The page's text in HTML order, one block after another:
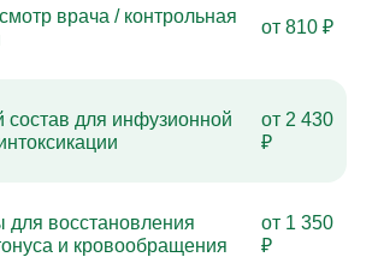
врача / контрольная
от 810 ₽
состав для инфузионной
от 2 430
₽
для восстановления
и кровообращения
от 1 350
₽